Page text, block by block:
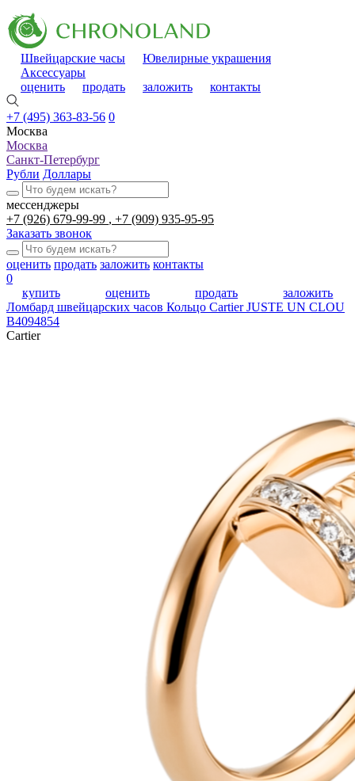
Швейцарские часы
Ювелирные украшения
Аксессуары
оценить
продать заложить контакты
+7 (495) 363-83-56 0
Москва
Москва
Санкт-Петербург
Рубли Доллары
мессенджеры
+7 (926) 679-99-99
+7 (909) 935-95-95
Заказать звонок
оценить продать заложить контакты
0
купить
оценить продать
заложить
Ломбард швейцарских часов Кольцо Cartier JUSTE UN CLOU
B4094854
Cartier